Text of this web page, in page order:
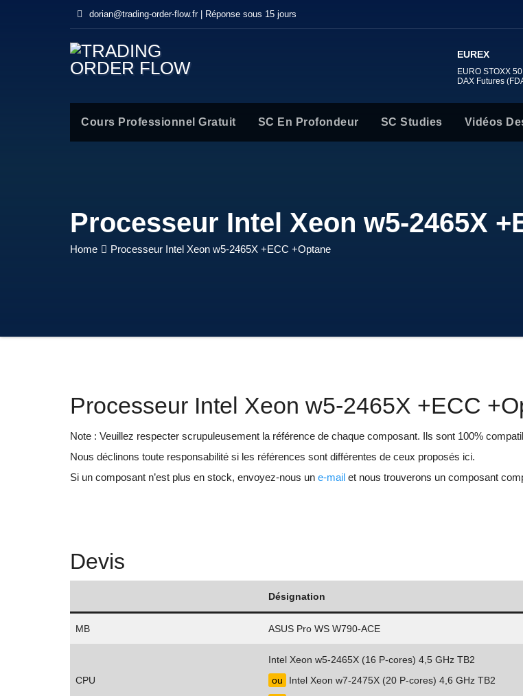
dorian@trading-order-flow.fr | Réponse sous 15 jours
EUREX
EURO STOXX
DAX Futures
Cours Professionnel Gratuit SC En Profondeur SC Studies Vidéos
Processeur Intel Xeon w5-2465X
Home Processeur Intel Xeon w5-2465X +ECC +Optane
Processeur Intel Xeon w5-2465X +ECC
Note : Veuillez respecter scrupuleusement la référence de chaque composant. Ils sont 100%
Nous déclinons toute responsabilité si les références sont différentes de ceux proposés ici.
Si un composant n’est plus en stock, envoyez-nous un e-mail et nous trouverons un composant
Devis
Désignation
MB ASUS Pro WS W790-ACE
CPU
Intel Xeon w5-2465X (16 P-cores) 4,5 GHz TB2
ou
Intel Xeon w7-2475X (20 P-cores) 4,6 GHz TB2